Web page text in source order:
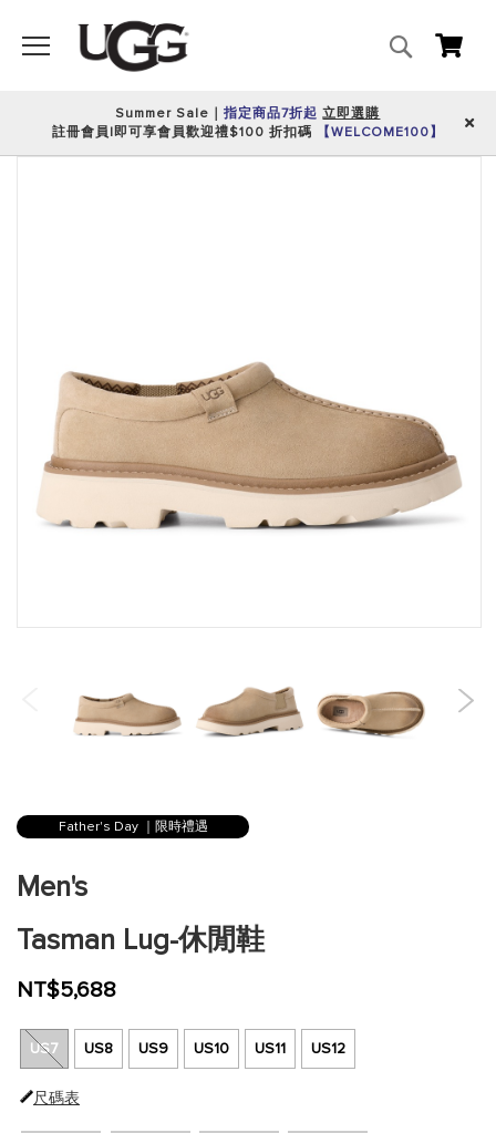
搜
我
Summer Sale｜指定商品7折起立即選購
註冊會員|即可享會員歡迎禮$100 折扣碼
【WELCOME100】
Father's Day ｜限時禮遇
到
庫
開
Men's
Tasman Lug-休閒鞋
NT$5,688
US7 US8 US9 US10 US11 US12
尺碼表